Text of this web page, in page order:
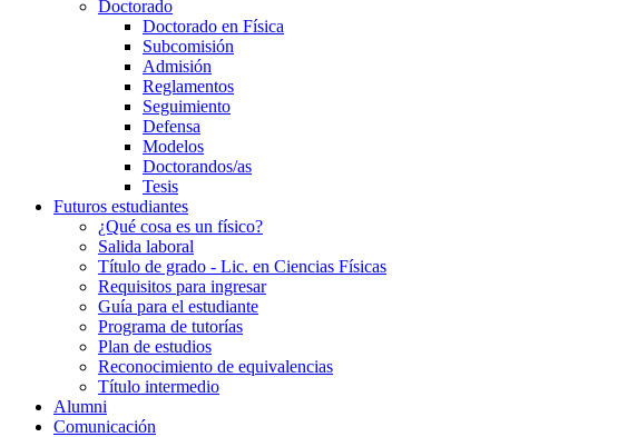
Doctorado
Doctorado en Física
Subcomisión
Admisión
Reglamentos
Seguimiento
Defensa
Modelos
Doctorandos/as
Tesis
Futuros estudiantes
¿Qué cosa es un físico?
Salida laboral
Título de grado - Lic. en Ciencias Físicas
Requisitos para ingresar
Guía para el estudiante
Programa de tutorías
Plan de estudios
Reconocimiento de equivalencias
Título intermedio
Alumni
Comunicación